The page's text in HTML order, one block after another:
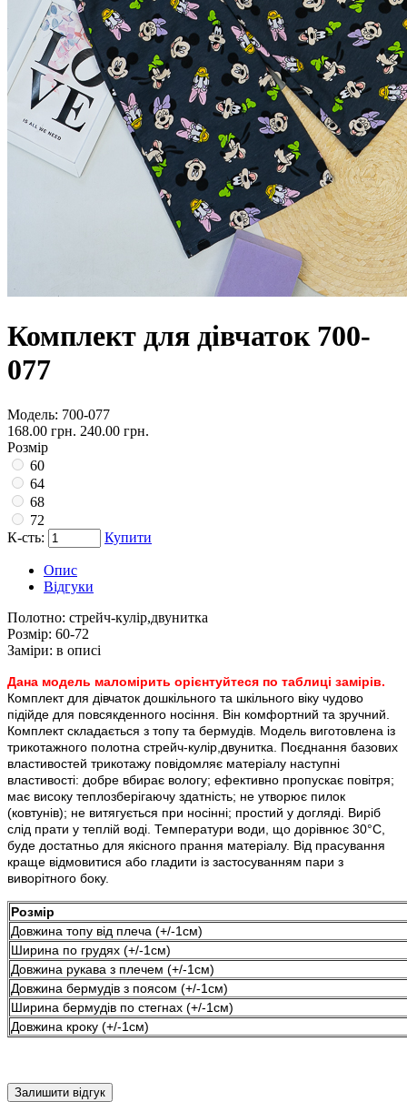
Комплект для дівчаток 700-
077
Модель: 700-077
168.00 грн. 240.00 грн.
Розмір
60
64
68
72
К-сть:
Купити
Опис
Відгуки
Полотно: стрейч-кулір,двунитка
Розмір: 60-72
Заміри: в описі
Дана модель маломірить орієнтуйтеся по таблиці замірів.
Комплект для дівчаток дошкільного та шкільного віку чудово
підійде для повсякденного носіння. Він комфортний та зручний.
Комплект складається з топу та бермудів. Модель виготовлена ​​із
трикотажного полотна стрейч-кулір,двунитка. Поєднання базових
властивостей трикотажу повідомляє матеріалу наступні
властивості: добре вбирає вологу; ефективно пропускає повітря;
має високу теплозберігаючу здатність; не утворює пилок
(ковтунів); не витягується при носінні; простий у догляді. Виріб
слід прати у теплій воді. Температури води, що дорівнює 30°C,
буде достатньо для якісного прання матеріалу. Від прасування
краще відмовитися або гладити із застосуванням пари з
виворітного боку.
Розмір
Довжина топу від плеча (+/-1см)
Ширина по грудях (+/-1см)
Довжина рукава з плечем (+/-1см)
Довжина бермудів з поясом (+/-1см)
Ширина бермудів по стегнах (+/-1см)
Довжина кроку (+/-1см)
Залишити відгук